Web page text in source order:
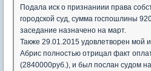
Подала иск о признаниии права
городской суд, сумма госпошлины
заседание назначено на март.
Также 29.01.2015 удовлетворен мой
Абрис полностью отрицал факт
(2840000руб.), и был послан судом